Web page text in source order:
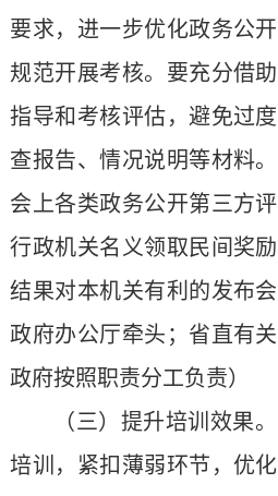
要求，进一步优化政务公
规范开展考核。要充分借
指导和考核评估，避免过
查报告、情况说明等材料
会上各类政务公开第三方
行政机关名义领取民间奖
结果对本机关有利的发布
政府办公厅牵头；省直有
政府按照职责分工负责）
（三）提升培训效果
培训，紧扣薄弱环节，优